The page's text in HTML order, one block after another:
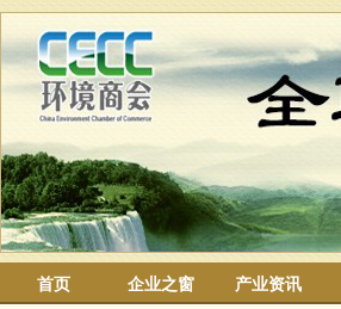
首页 企业之窗 产业资讯